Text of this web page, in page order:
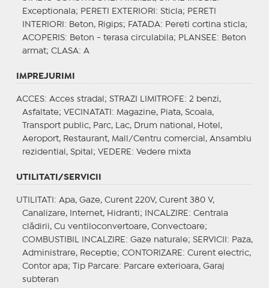
Exceptionala; PERETI EXTERIORI : Sticla; PERETI
INTERIORI : Beton, Rigips; FATADA: Pereti cortina sticla;
ACOPERIS: Beton - terasa circulabila; PLANSEE : Beton
armat; CLASA: A
IMPREJURIMI
ACCES: Acces stradal; STRAZI LIMITROFE : 2 benzi,
Asfaltate; VECINATATI : Magazine, Piata, Scoala,
Transport public, Parc, Lac, Drum national, Hotel,
Aeroport, Restaurant, Mall/Centru comercial, Ansamblu
rezidential, Spital; VEDERE : Vedere mixta
UTILITATI/SERVICII
UTILITATI : Apa, Gaze, Curent 220V, Curent 380 V,
Canalizare, Internet, Hidranti;
INCALZIRE : Centrala
clădirii, Cu ventiloconvertoare, Convectoare;
COMBUSTIBIL INCALZIRE : Gaze naturale; SERVICII : Paza,
Administrare, Receptie; CONTORIZARE : Curent electric,
Contor apa;
Tip Parcare: Parcare exterioara, Garaj
subteran